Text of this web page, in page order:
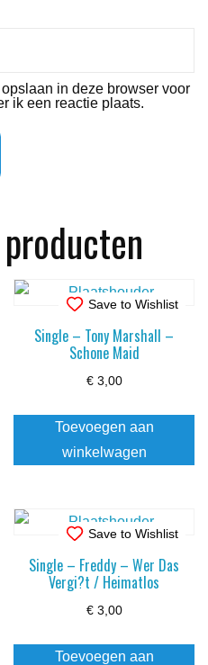
in deze browser voor
ik een reactie plaats.
Save to Wishlist
Single – Tony Marshall –
Schone Maid
€3,00
Toevoegen aan
winkelwagen
Save to Wishlist
Single – Freddy – Wer Das
Vergi?t / Heimatlos
€3,00
Toevoegen aan